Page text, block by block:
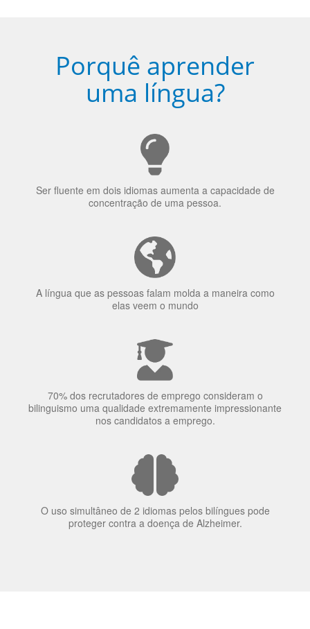
Porquê aprender
uma língua?
concentração de uma pessoa.
elas veem o mundo
70% dos recrutadores de emprego consideram o
nos candidatos a emprego.